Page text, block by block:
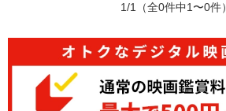
1/1 （全0件中1〜0件）